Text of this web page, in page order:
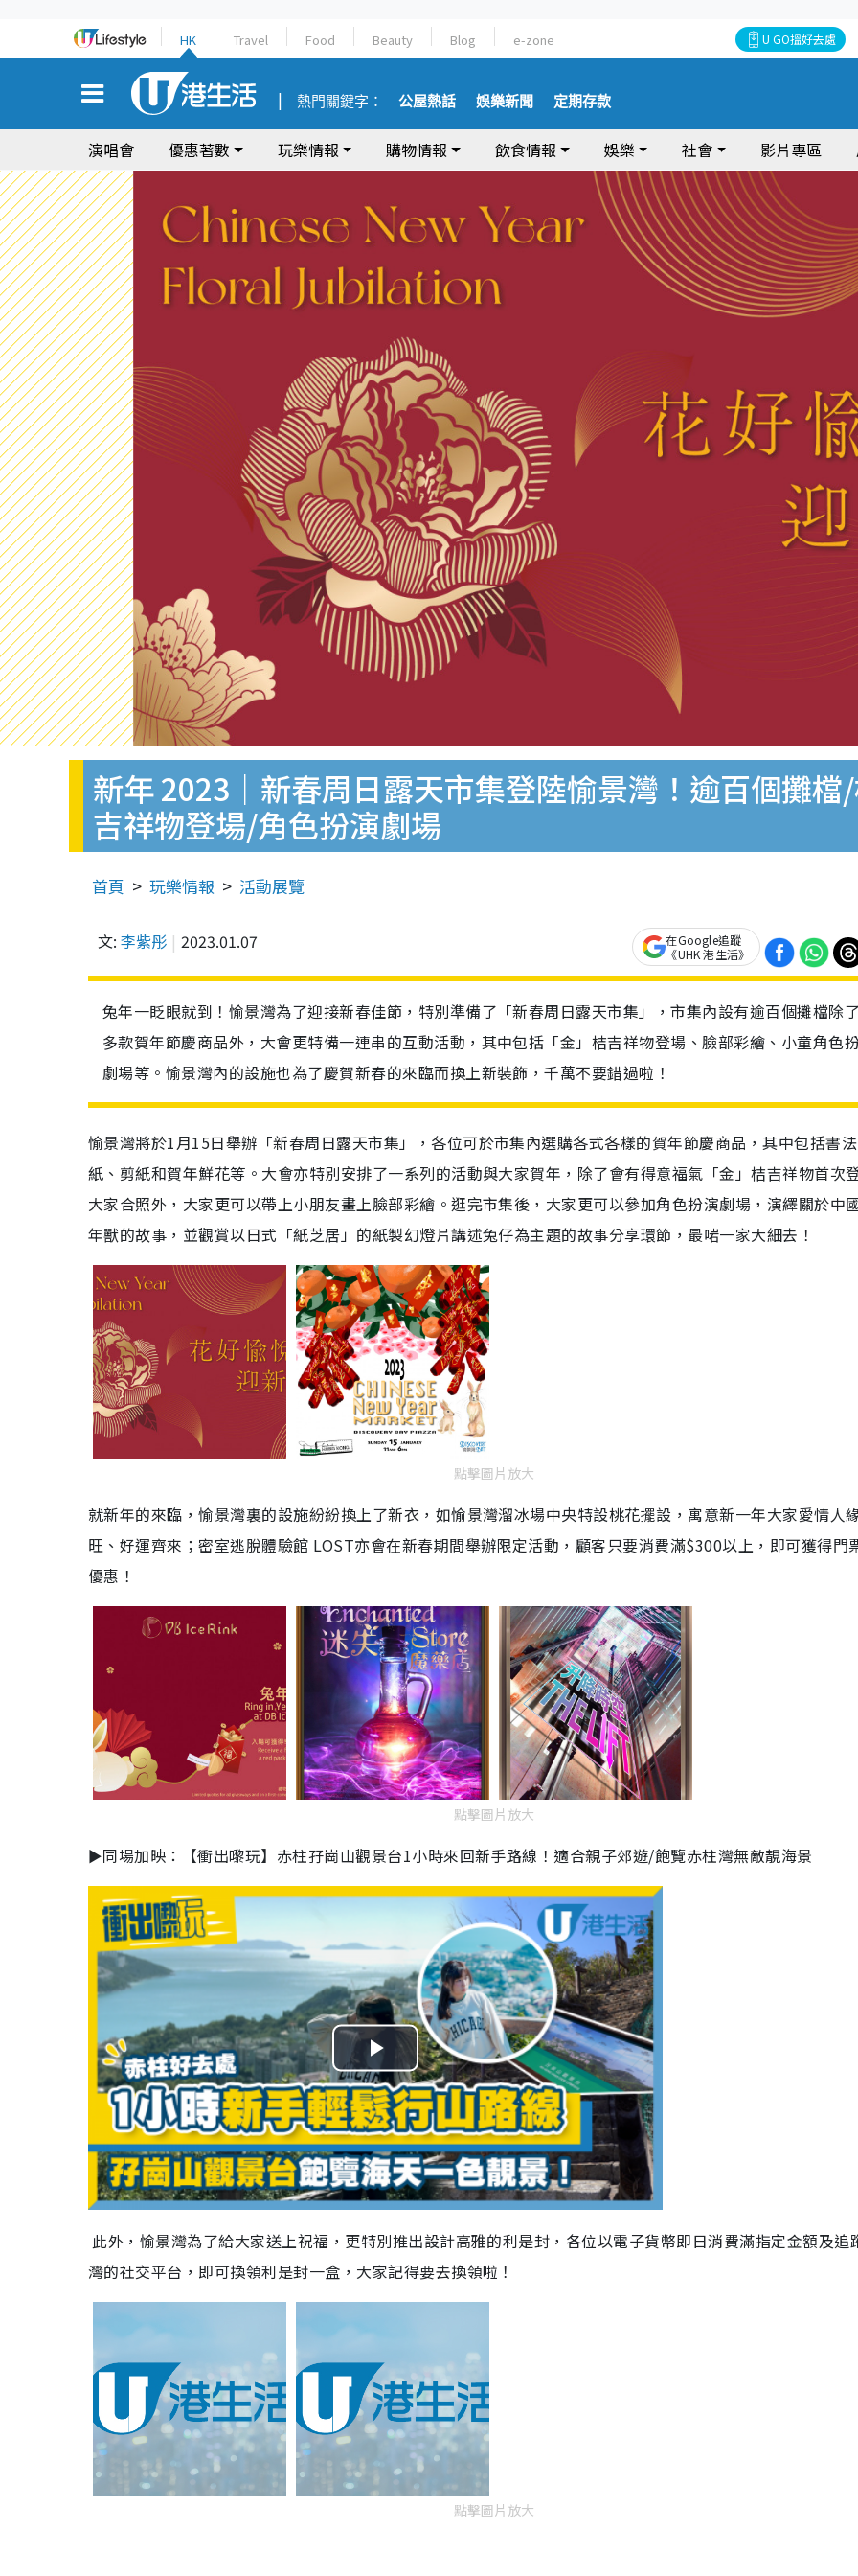
HK Travel Food Beauty Blog e-zone U GO搵好去處
熱門關鍵字： 公屋熱話 娛樂新聞 定期存款
演唱會 優惠著數 玩樂情報 購物情報 飲食情報 娛樂 社會 影片專區
新年 2023｜新春周日露天市集登陸愉景灣！逾百個攤
吉祥物登場/角色扮演劇場
首頁 玩樂情報 活動展覽
文: 李紫彤 2023.01.07
在Google追蹤
《UHK 港生活》
兔年一眨眼就到！愉景灣為了迎接新春佳節，特別準備了「新春周日露天市集」，市集內設有逾百個攤檔除
多款賀年節慶商品外，大會更特備一連串的互動活動，其中包括「金」桔吉祥物登場、臉部彩繪、小童角色
劇場等。愉景灣內的設施也為了慶賀新春的來臨而換上新裝飾，千萬不要錯過啦！
愉景灣將於1月15日舉辦「新春周日露天市集」，各位可於市集內選購各式各樣的賀年節慶商品，其中包括書
紙、剪紙和賀年鮮花等。大會亦特別安排了一系列的活動與大家賀年，除了會有得意福氣「金」桔吉祥物首次
大家合照外，大家更可以帶上小朋友畫上臉部彩繪。逛完市集後，大家更可以參加角色扮演劇場，演繹關於中
年獸的故事，並觀賞以日式「紙芝居」的紙製幻燈片講述兔仔為主題的故事分享環節，最啱一家大細去！
點擊圖片放大
就新年的來臨，愉景灣裏的設施紛紛換上了新衣，如愉景灣溜冰場中央特設桃花擺設，寓意新一年大家愛情人
旺、好運齊來；密室逃脫體驗館 LOST亦會在新春期間舉辦限定活動，顧客只要消費滿$300以上，即可獲得門
優惠！
點擊圖片放大
►同場加映：【衝出嚟玩】赤柱孖崗山觀景台1小時來回新手路線！適合親子郊遊/飽覽赤柱灣無敵靚海景
P
l
a
y
V
i
e
o
此外，愉景灣為了給大家送上祝福，更特別推出設計高雅的利是封，各位以電子貨幣即日消費滿指定金額及追
灣的社交平台，即可換領利是封一盒，大家記得要去換領啦！
點擊圖片放大